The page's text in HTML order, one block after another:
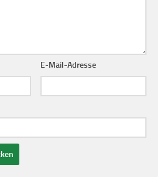
E-Mail-Adresse